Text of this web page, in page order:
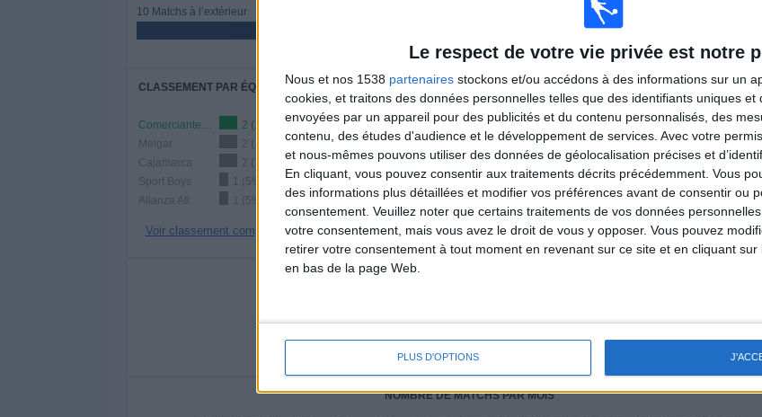
Le respect de votre vie privée est notre
Nous et nos 1538 partenaires stockons et/ou accédons à des informations sur un
cookies, et traitons des données personnelles telles que des identifiants uniques
envoyées par un appareil pour des publicités et du contenu personnalisés, des
contenu, des études d'audience et le développement de services. Avec votre
et nous-mêmes pouvons utiliser des données de géolocalisation précises et
En cliquant, vous pouvez consentir aux traitements décrits précédemment. Vous
des informations plus détaillées et modifier vos préférences avant de consentir ou
consentement. Veuillez noter que certains traitements de vos données
votre consentement, mais vous avez le droit de vous y opposer. Vous pouvez
retirer votre consentement à tout moment en revenant sur ce site et en cliquant
en bas de la page Web.
PLUS D'OPTIONS
10 Matchs à l’extérieur
Unidos
COMPÉTITIONS
CLASSEMENT PAR ÉQUIPES
Comerciantes Unidos
2 (10%)
Melgar
2 (10%)
Cajamarca
2 (10%)
Sport Boys
1 (5%)
Alianza Atl.
1 (5%)
Voir classement complet
CLASSEMENT PAR COMPÉTITIONS
Liga 1 Pérou 20
Voir classement complet
NOMBRE DE MATCHS PAR JOUR DE LA SEMAINE
4 1 -
- %
-
- %
3 6 6
NOMBRE DE MATCHS PAR MOIS